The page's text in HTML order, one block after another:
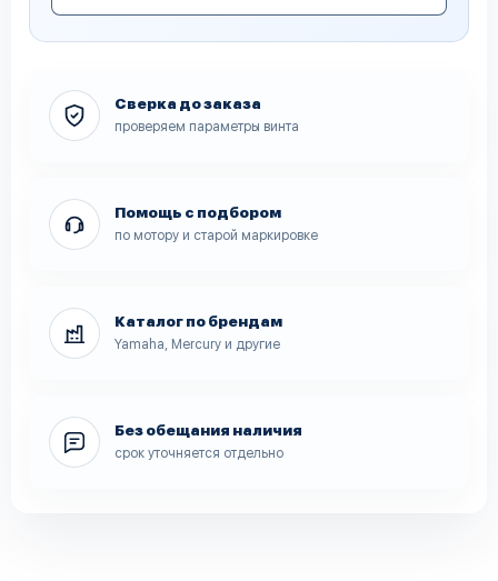
Сверка до заказа
проверяем параметры винта
Помощь с подбором
по мотору и старой маркировке
Каталог по брендам
Yamaha, Mercury и другие
Без обещания наличия
срок уточняется отдельно